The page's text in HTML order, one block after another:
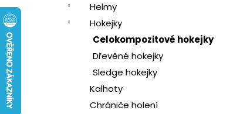
Helmy
Hokejky
Celokompozitové hokejky
Dřevěné hokejky
Sledge hokejky
Kalhoty
Chrániče holení